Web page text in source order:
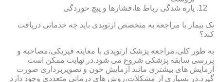
پاره شدگی رباط ها،فشارها و پیچ خوردگی
یک بیمار با مراجعه به متخصص ارتوپدی باید چه خدماتی دریافت
کند؟
به طور کلی،مراجعه پزشک ارتوپدی با معاینه فیزیکی،مصاحبه و
بررسی سابقه پزشکی شروع می شود.در نهایت ممکن است
آزمایش های بیشتری مانند آزمایش خون و تصویربرداری صورت
گیرد.در بسیاری از مشکلات،روش های درمانی متعددی وجود دارد